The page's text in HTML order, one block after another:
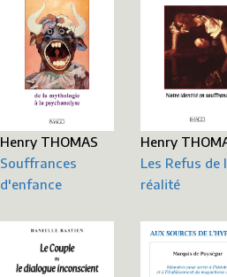
Henry THOMAS
Souffrances
d'enfance
Henry
Les Refus de
réalité